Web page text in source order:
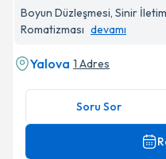
Boyun Düzleşmesi, Sinir
Romatizması devamı
Yalova 1 Adres
Soru Sor